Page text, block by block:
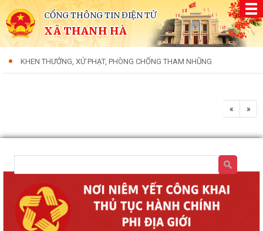
CỔNG THÔNG TIN ĐIỆN TỬ
XÃ THANH HÀ
KHEN THƯỞNG, XỬ PHẠT, PHÒNG CHỐNG THAM NHŨNG
« »